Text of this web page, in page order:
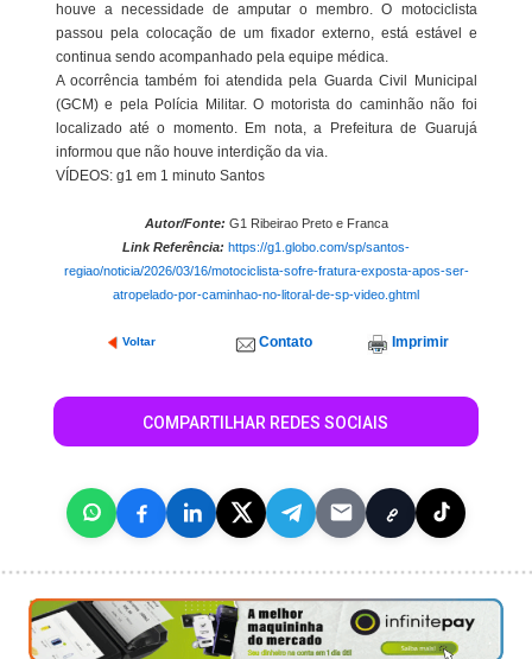
houve a necessidade de amputar o membro. O motociclista
passou pela colocação de um fixador externo, está estável e
continua sendo acompanhado pela equipe médica.
A ocorrência também foi atendida pela Guarda Civil Municipal
(GCM) e pela Polícia Militar. O motorista do caminhão não foi
localizado até o momento. Em nota, a Prefeitura de Guarujá
informou que não houve interdição da via.
VÍDEOS: g1 em 1 minuto Santos
Autor/Fonte: G1 Ribeirao Preto e Franca
Link Referência: https://g1.globo.com/sp/santos-
regiao/noticia/2026/03/16/motociclista-sofre-fratura-exposta-apos-ser-
atropelado-por-caminhao-no-litoral-de-sp-video.ghtml
Voltar Contato Imprimir
COMPARTILHAR REDES SOCIAIS